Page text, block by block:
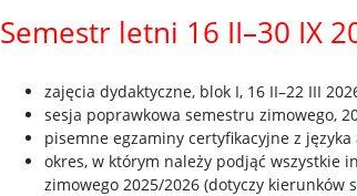
Semestr letni 16 II–30 IX
zajęcia dydaktyczne, blok I, 16 II–22 III
sesja poprawkowa semestru zimowego,
pisemne egzaminy certyfikacyjne z
okres, w którym należy podjąć wszystkie
zimowego 2025/2026 (dotyczy